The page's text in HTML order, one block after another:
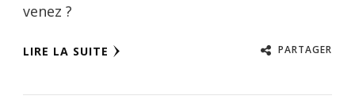
venez ?
LIRE LA SUITE PARTAGER